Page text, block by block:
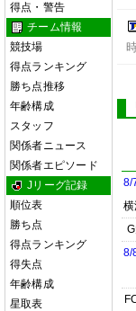
得点・警告
チーム情報
競技場
得点ランキング
勝ち点推移
年齢構成
スタッフ
関係者ニュース
関係者エピソード
Jリーグ記録
順位表
勝ち点
得点ランキング
得失点
年齢構成
星取表
8/
横
8/